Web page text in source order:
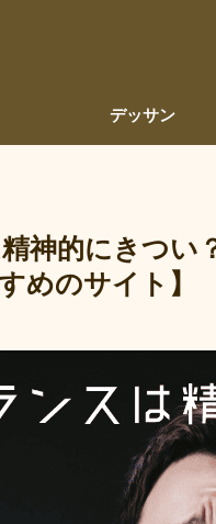
デッサン
精神的にきつ
めのサイト】